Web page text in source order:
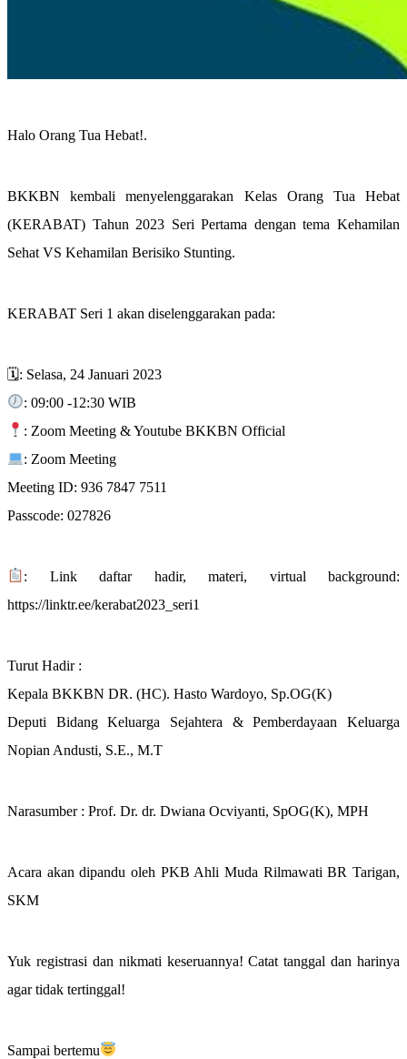
Halo Orang Tua Hebat!.
BKKBN kembali menyelenggarakan Kelas Orang Tua Hebat
(KERABAT) Tahun 2023 Seri Pertama dengan tema Kehamilan
Sehat VS Kehamilan Berisiko Stunting.
KERABAT Seri 1 akan diselenggarakan pada:
🗓: Selasa, 24 Januari 2023
: 09:00 -12:30 WIB
: Zoom Meeting & Youtube BKKBN Official
: Zoom Meeting
Meeting ID: 936 7847 7511
Passcode: 027826
: Link daftar hadir, materi, virtual background:
https://linktr.ee/kerabat2023_seri1
Turut Hadir :
Kepala BKKBN DR. (HC). Hasto Wardoyo, Sp.OG(K)
Deputi Bidang Keluarga Sejahtera & Pemberdayaan Keluarga
Nopian Andusti, S.E., M.T
Narasumber : Prof. Dr. dr. Dwiana Ocviyanti, SpOG(K), MPH
Acara akan dipandu oleh PKB Ahli Muda Rilmawati BR Tarigan,
SKM
Yuk registrasi dan nikmati keseruannya! Catat tanggal dan harinya
agar tidak tertinggal!
Sampai bertemu